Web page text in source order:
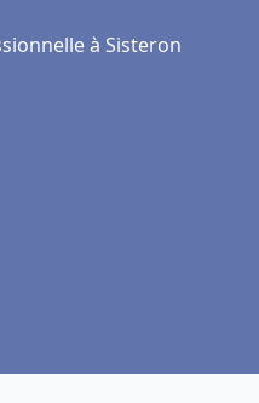
à Sisteron